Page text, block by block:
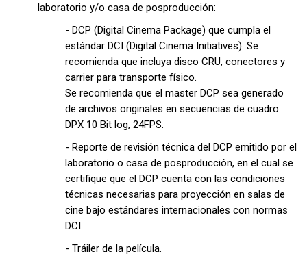
laboratorio y/o casa de posproducción:
- DCP (Digital Cinema Package) que cumpla el
estándar DCI (Digital Cinema Initiatives). Se
recomienda que incluya disco CRU, conectores y
carrier para transporte físico.
Se recomienda que el master DCP sea generado
de archivos originales en secuencias de cuadro
DPX 10 Bit log, 24FPS.
- Reporte de revisión técnica del DCP emitido por el
laboratorio o casa de posproducción, en el cual se
certifique que el DCP cuenta con las condiciones
técnicas necesarias para proyección en salas de
cine bajo estándares internacionales con normas
DCI.
- Tráiler de la película.